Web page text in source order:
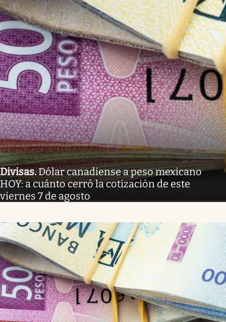
Divisas.Dólar canadiense a peso mexicano
HOY: a cuánto cerró la cotización de este
viernes 7 de agosto